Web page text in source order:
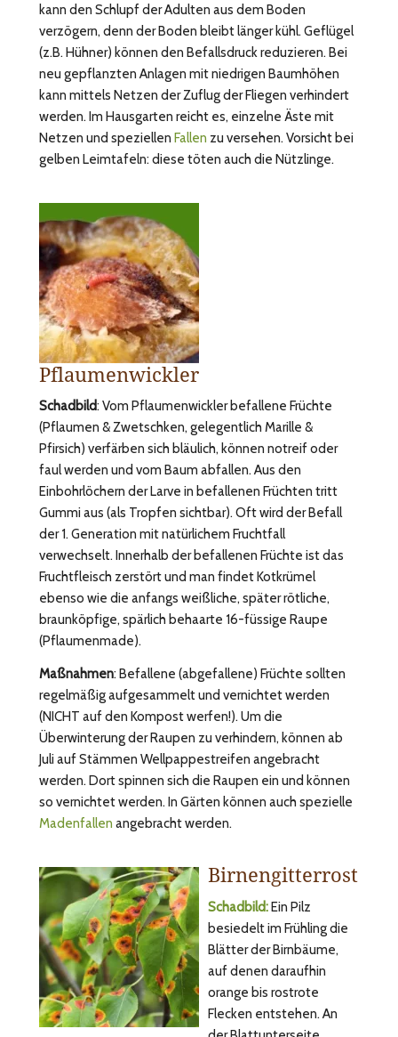
kann den Schlupf der Adulten aus dem Boden
verzögern, denn der Boden bleibt länger kühl. Geflügel
(z.B. Hühner) können den Befallsdruck reduzieren. Bei
neu gepflanzten Anlagen mit niedrigen Baumhöhen
kann mittels Netzen der Zuflug der Fliegen verhindert
werden. Im Hausgarten reicht es, einzelne Äste mit
Netzen und speziellen Fallen zu versehen. Vorsicht bei
gelben Leimtafeln: diese töten auch die Nützlinge.
Pflaumenwickler
Schadbild: Vom Pflaumenwickler befallene Früchte
(Pflaumen & Zwetschken, gelegentlich Marille &
Pfirsich) verfärben sich bläulich, können notreif oder
faul werden und vom Baum abfallen. Aus den
Einbohrlöchern der Larve in befallenen Früchten tritt
Gummi aus (als Tropfen sichtbar). Oft wird der Befall
der 1. Generation mit natürlichem Fruchtfall
verwechselt. Innerhalb der befallenen Früchte ist das
Fruchtfleisch zerstört und man findet Kotkrümel
ebenso wie die anfangs weißliche, später rötliche,
braunköpfige, spärlich behaarte 16-füssige Raupe
(Pflaumenmade).
Maßnahmen: Befallene (abgefallene) Früchte sollten
regelmäßig aufgesammelt und vernichtet werden
(NICHT auf den Kompost werfen!). Um die
Überwinterung der Raupen zu verhindern, können ab
Juli auf Stämmen Wellpappestreifen angebracht
werden. Dort spinnen sich die Raupen ein und können
so vernichtet werden. In Gärten können auch spezielle
Madenfallen angebracht werden.
Birnengitterrost
Schadbild:Ein Pilz
besiedelt im Frühling die
Blätter der Birnbäume,
auf denen daraufhin
orange bis rostrote
Flecken entstehen. An